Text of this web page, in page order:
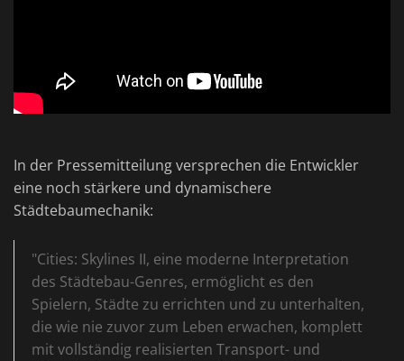
In der Pressemitteilung versprechen die Entwickler
eine noch stärkere und dynamischere
Städtebaumechanik:
"Cities: Skylines II, eine moderne Interpretation
des Städtebau-Genres, ermöglicht es den
Spielern, Städte zu errichten und zu unterhalten,
die wie nie zuvor zum Leben erwachen, komplett
mit vollständig realisierten Transport- und